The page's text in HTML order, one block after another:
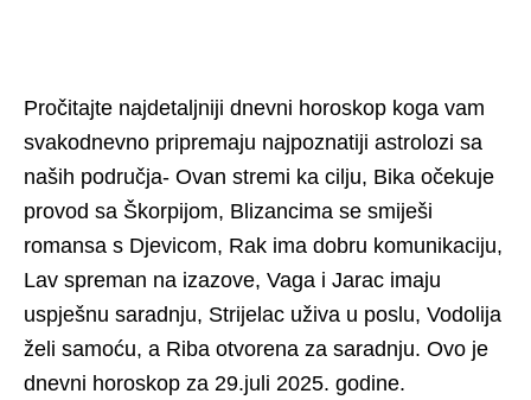
Pročitajte najdetaljniji dnevni horoskop koga vam
svakodnevno pripremaju najpoznatiji astrolozi sa
naših područja- Ovan stremi ka cilju, Bika očekuje
provod sa Škorpijom, Blizancima se smiješi
romansa s Djevicom, Rak ima dobru komunikaciju,
Lav spreman na izazove, Vaga i Jarac imaju
uspješnu saradnju, Strijelac uživa u poslu, Vodolija
želi samoću, a Riba otvorena za saradnju. Ovo je
dnevni horoskop za 29.juli 2025. godine.